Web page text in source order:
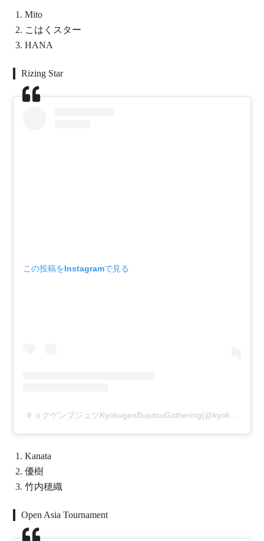
Mito
こはくスター
HANA
Rizing Star
この投稿をInstagramで見る
キョクゲンブジュツKyokugenBujutsuGathering(@kyokugenbujutsu)がシェアした投稿
Kanata
優樹
竹内穂織
Open Asia Tournament